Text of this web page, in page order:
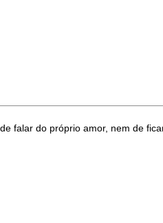
falar do próprio amor, nem de